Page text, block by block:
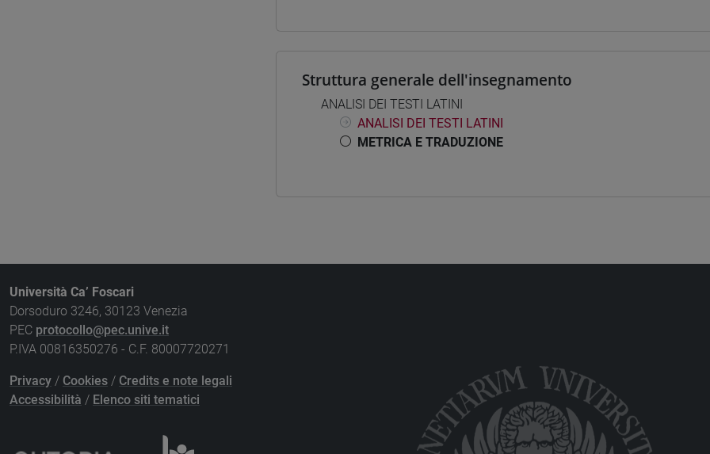
Struttura generale dell'insegnamento
ANALISI DEI TESTI LATINI
ANALISI DEI TESTI LATINI
METRICA E TRADUZIONE
Università Ca’ Foscari
Dorsoduro 3246, 30123 Venezia
PEC protocollo@pec.unive.it
P.IVA 00816350276 - C.F. 80007720271
Privacy / Cookies / Credits e note legali
Accessibilità / Elenco siti tematici